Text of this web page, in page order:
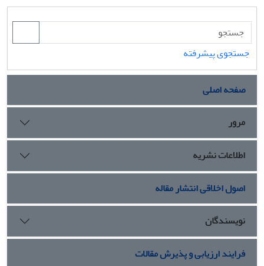
جستجوی پیشرفته
صفحه اصلی
مرور
اطلاعات نشریه
اصول اخلاقی انتشار مقاله
نویسندگان
فرایند ارزیابی و پذیرش مقالات